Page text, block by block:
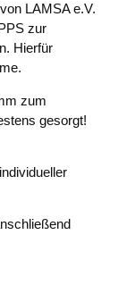
LAMSA e.V.
zur
Hierfür
zum
gesorgt!